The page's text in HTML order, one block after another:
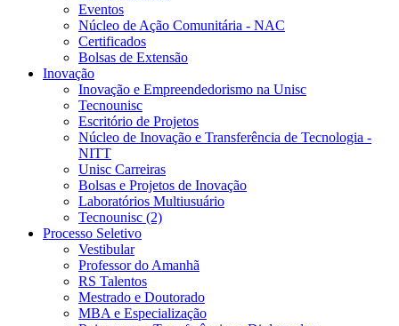
Eventos
Núcleo de Ação Comunitária - NAC
Certificados
Bolsas de Extensão
Inovação
Inovação e Empreendedorismo na Unisc
Tecnounisc
Escritório de Projetos
Núcleo de Inovação e Transferência de Tecnologia -
NITT
Unisc Carreiras
Bolsas e Projetos de Inovação
Laboratórios Multiusuário
Tecnounisc (2)
Processo Seletivo
Vestibular
Professor do Amanhã
RS Talentos
Mestrado e Doutorado
MBA e Especialização